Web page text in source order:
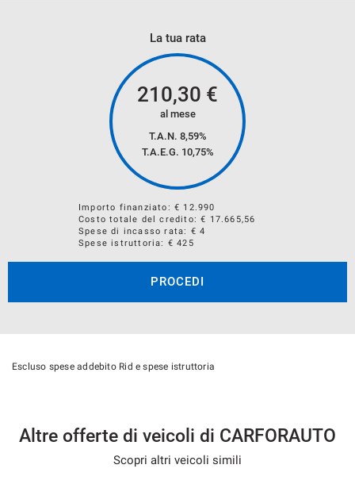
ALIMENTAZIONE( BENZINA ,DIESEL, METANO, GPL,
CHILOMETRI PERCORSI
ANNO IMMATRICOLAZIONE
SEGNALARE SE PRESENTI DANNI MECCANICI E/O
Gli accessori e le specifiche tecniche riportate in questa
informazioni precedenti, potrebbero essere presenti alcune
imprecisioni. È importante non affidarsi a tali informazioni
La tua rata
210,30 €
al mese
T.A.N. 8,59%
T.A.E.G. 10,75%
Importo finanziato: € 12.990
Costo totale del credito: € 17.665,56
Spese di incasso rata: € 4
Spese istruttoria: € 425
PROCEDI
Escluso spese addebito Rid e spese istruttoria
Altre offerte di veicoli di CARFORAUTO
Scopri altri veicoli simili